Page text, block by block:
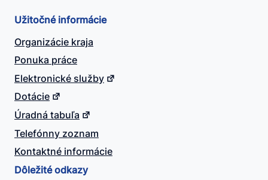
Užitočné informácie
Organizácie kraja
Ponuka práce
Elektronické služby
Dotácie
Úradná tabuľa
Telefónny zoznam
Kontaktné informácie
Dôležité odkazy